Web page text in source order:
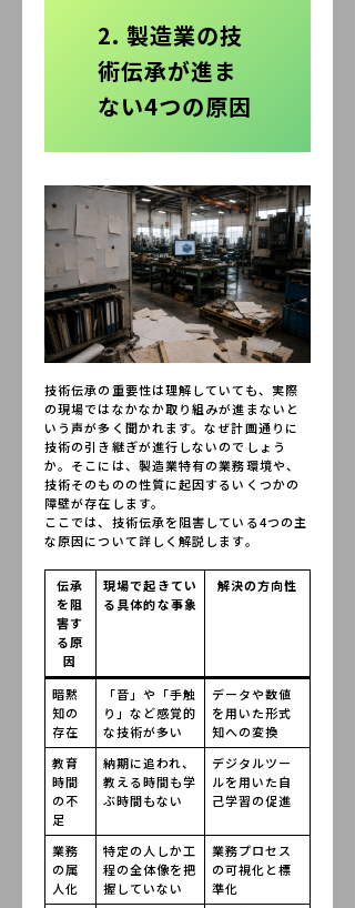
2. 製造業の技
術伝承が進ま
ない4つの原因
技術伝承の重要性は理解していても、実際
の現場ではなかなか取り組みが進まないと
いう声が多く聞かれます。なぜ計画通りに
技術の引き継ぎが進行しないのでしょう
か。そこには、製造業特有の業務環境や、
技術そのものの性質に起因するいくつかの
障壁が存在します。
ここでは、技術伝承を阻害している4つの主
な原因について詳しく解説します。
伝承
を阻
害す
る原
因
現場で起きてい
る具体的な事象
解決の方向性
暗黙
知の
存在
「音」や「手触
り」など感覚的
な技術が多い
データや数値
を用いた形式
知への変換
教育
時間
の不
足
納期に追われ、
教える時間も学
ぶ時間もない
デジタルツー
ルを用いた自
己学習の促進
業務
の属
人化
特定の人しか工
程の全体像を把
握していない
業務プロセス
の可視化と標
準化